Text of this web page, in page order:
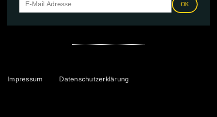
OK
Impressum Datenschutzerklärung